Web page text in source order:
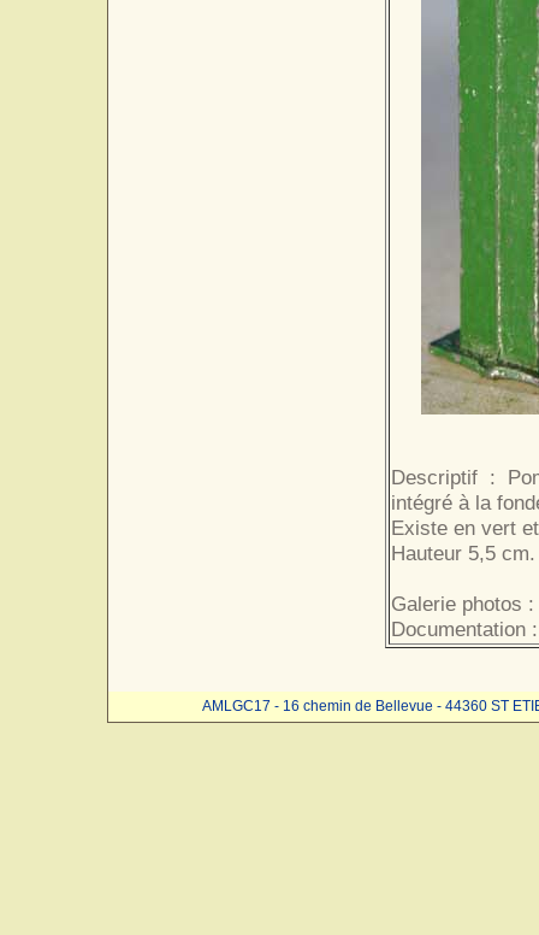
Descriptif :
intégré à la
Existe en vert
Hauteur 5,5
Galerie photos :
Documentation :
AMLGC17 - 16 chemin de Bellevue - 44360 ST